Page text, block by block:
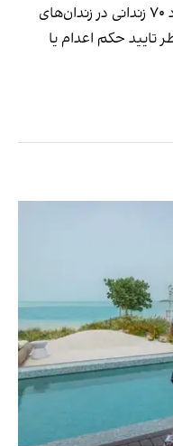
در حال حاضر علاوه بر محمدی، حدود ۷۰ زندانی در زندان‌های
تایید حکم اعدام یا